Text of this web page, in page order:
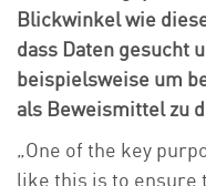
Blickwinkel wie
dass Daten gesucht
beispielsweise um
als Beweismittel zu
„One of the key
like this is to ensure